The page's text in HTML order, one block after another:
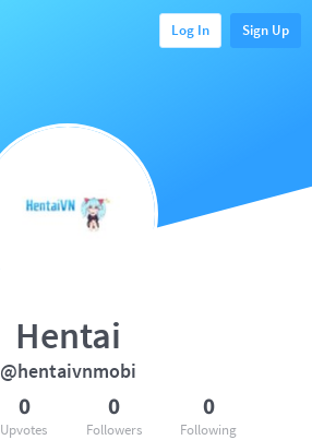
Log In Sign Up
Hentai
@hentaivnmobi
0
Upvotes
0
Followers
0
Following